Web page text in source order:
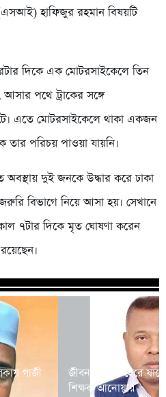
হাফিজুর রহমান বিষয়টি
দিকে এক মোটরসাইকেলে তিন
পথে ট্রাকের সঙ্গে
এতে মোটরসাইকেলে থাকা একজন
তার পরিচয় পাওয়া যায়নি।
দুই জনকে উদ্ধার করে ঢাকা
বিভাগে নিয়ে আসা হয়। সেখানে
৭টার দিকে মৃত ঘোষণা করেন
গাজী
জীবনসংগ্রামে হেরে
শিক্ষক আনোয়ার